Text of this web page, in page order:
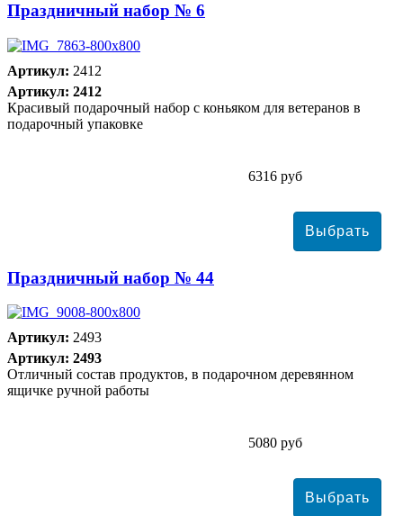
Праздничный набор № 6
Артикул: 2412
Артикул: 2412
Красивый подарочный набор с коньяком для ветеранов в
подарочный упаковке
6316 руб
Праздничный набор № 44
Артикул: 2493
Артикул: 2493
Отличный состав продуктов, в подарочном деревянном
ящичке ручной работы
5080 руб